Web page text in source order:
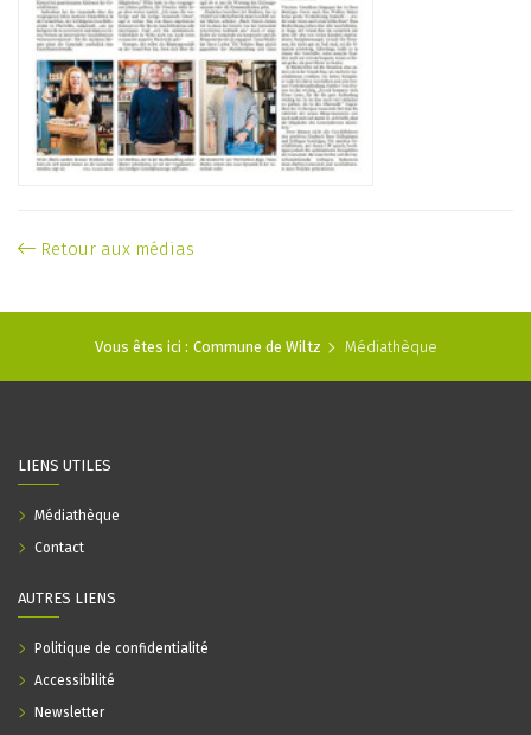
Retour aux médias
Vous êtes ici : Commune de Wiltz Médiathèque
LIENS UTILES
Médiathèque
Contact
AUTRES LIENS
Politique de confidentialité
Accessibilité
Newsletter